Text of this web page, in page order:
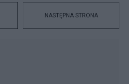
NASTĘPNA STRONA